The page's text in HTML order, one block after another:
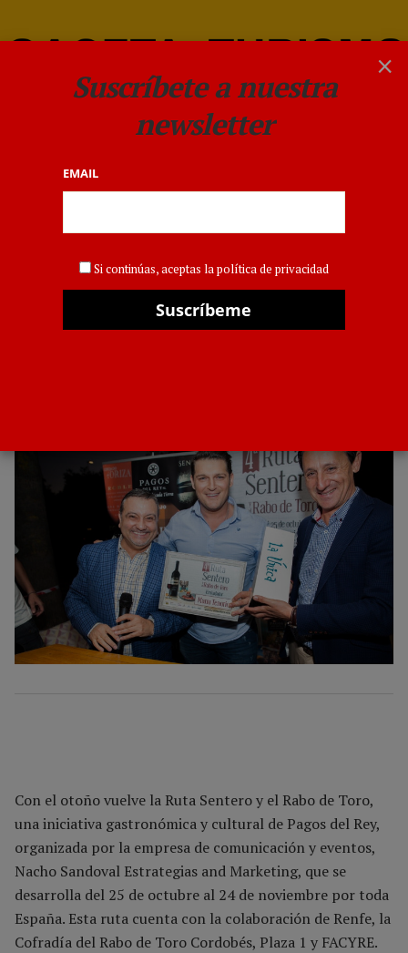
Seis restaurantes de la
Comunidad Valenciana se
Con el otoño vuelve la Ruta Sentero y el Rabo de Toro,
una iniciativa gastronómica y cultural de Pagos del Rey,
organizada por la empresa de comunicación y eventos,
Nacho Sandoval Estrategias and Marketing, que se
desarrolla del 25 de octubre al 24 de noviembre por toda
España. Esta ruta cuenta con la colaboración de Renfe, la
Cofradía del Rabo de Toro Cordobés, Plaza 1 y FACYRE.
×
Suscríbete a nuestra
newsletter
EMAIL
Si continúas, aceptas la política de privacidad